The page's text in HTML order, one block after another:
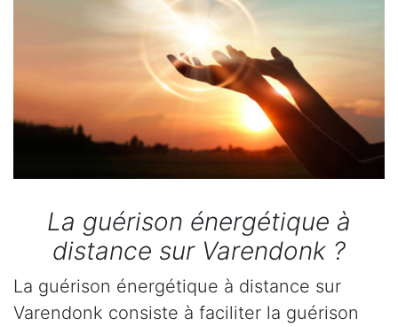
La guérison énergétique à
distance sur Varendonk ?
La guérison énergétique à distance sur
Varendonk consiste à faciliter la guérison